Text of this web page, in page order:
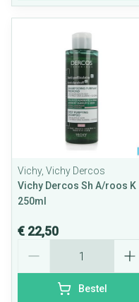
Vichy, Vichy Dercos
Vichy Dercos Sh A/roos K
250ml
€ 22,50
Bestel